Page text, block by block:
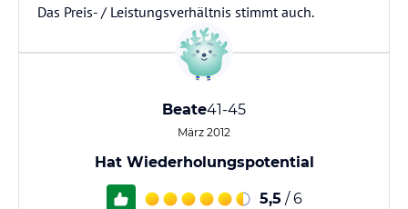
Das Preis- / Leistungsverhältnis stimmt auch.
Beate41-45
März 2012
Hat Wiederholungspotential
5,5 / 6